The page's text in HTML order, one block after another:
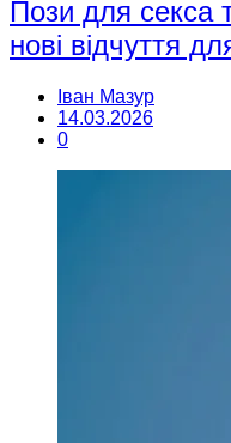
Пози для секса
нові відчуття
Іван Мазур
14.03.2026
0